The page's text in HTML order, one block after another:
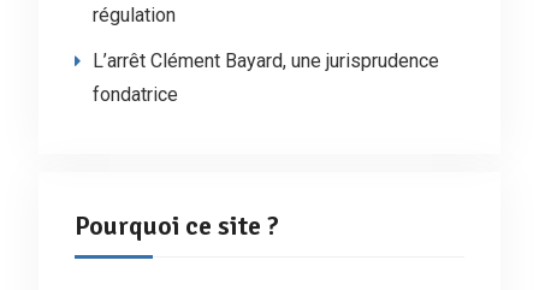
régulation
L’arrêt Clément Bayard, une jurisprudence
fondatrice
Pourquoi ce site ?